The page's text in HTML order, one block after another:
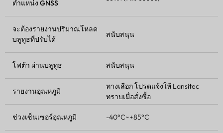
ตำแหน่ง GNSS
จะต้องรายงานปริมาณโหลด
บลูทูธที่ปรับได้
สนับสนุน
โฟต้า ผ่านบลูทูธ สนับสนุน
รายงานอุณหภูมิ
ทางเลือก โปรดแจ้งให้ Lansitec
ทราบเมื่อสั่งซื้อ
ช่วงเซ็นเซอร์อุณหภูมิ -40°C~+85°C